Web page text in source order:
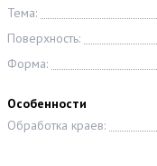
Тема:
Поверхность:
Форма:
Особенности
Обработка краев: